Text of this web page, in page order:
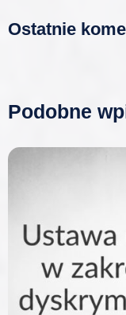
Ostatnie
Podobne